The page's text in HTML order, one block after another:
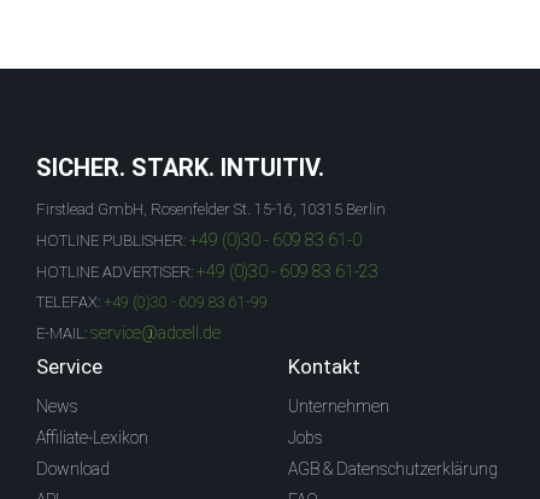
SICHER. STARK. INTUITIV.
Firstlead GmbH, Rosenfelder St. 15-16, 10315 Berlin
HOTLINE PUBLISHER: +49 (0)30 - 609 83 61-0
HOTLINE ADVERTISER: +49 (0)30 - 609 83 61-23
TELEFAX: +49 (0)30 - 609 83 61-99
E-MAIL: service@adcell.de
Service
News
Affiliate-Lexikon
Download
Kontakt
Unternehmen
Jobs
AGB & Datenschutzerklärung